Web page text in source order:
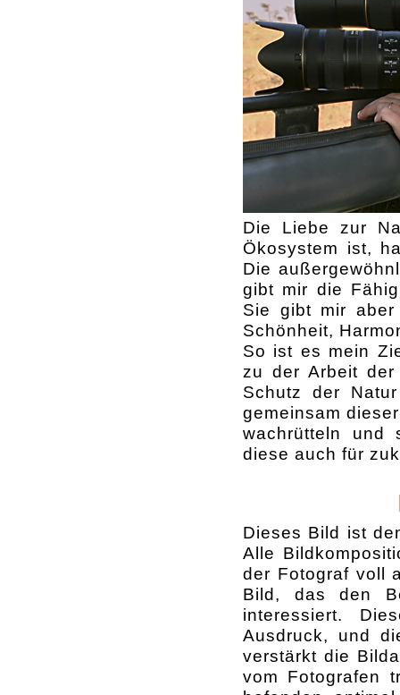
Die Liebe zur
Ökosystem ist,
Die
gibt mir die
Sie gibt mir
Schönheit,
So ist es mein
zu der Arbeit der
Schutz der
gemeinsam
wachrütteln und
diese auch für
Dieses Bild ist
Alle
der Fotograf voll
Bild, das den
interessiert.
Ausdruck, und
verstärkt die
vom Fotografen